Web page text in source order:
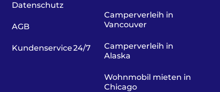
Datenschutz
AGB
Kundenservice 24/7
Camperverleih in
Vancouver
Camperverleih in
Alaska
Wohnmobil mieten in
Chicago